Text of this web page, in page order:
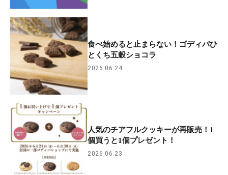
食べ始めると止まらない！ゴディバひ
とくち五穀ショコラ
2026.06.24
人気のチアフルクッキーが再販売！1
個買うと1個プレゼント！
2026.06.23